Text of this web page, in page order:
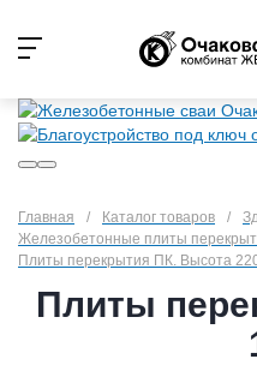
Главная / Каталог товаров /
Железобетонные плиты
Плиты перекрытия ПК. Высота
Плиты